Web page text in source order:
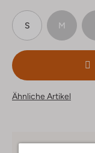
S M
Ähnliche Artikel